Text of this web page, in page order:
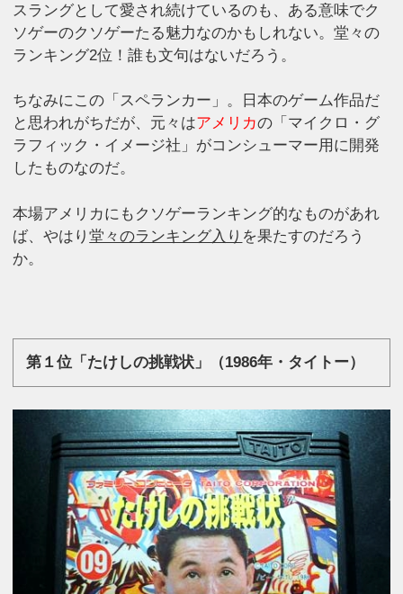
スラングとして愛され続けているのも、ある意味でク
ソゲーのクソゲーたる魅力なのかもしれない。堂々の
ランキング2位！誰も文句はないだろう。
ちなみにこの「スペランカー」。日本のゲーム作品だ
と思われがちだが、元々はアメリカの「マイクロ・グ
ラフィック・イメージ社」がコンシューマー用に開発
したものなのだ。
本場アメリカにもクソゲーランキング的なものがあれ
ば、やはり堂々のランキング入り を果たすのだろう
か。
第１位「たけしの挑戦状」（1986年・タイトー）